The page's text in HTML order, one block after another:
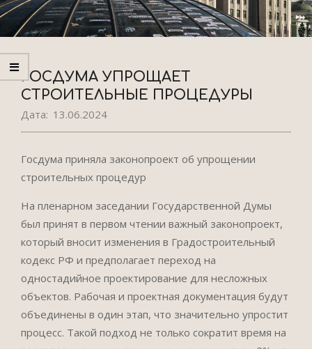
ГОСДУМА УПРОЩАЕТ
СТРОИТЕЛЬНЫЕ ПРОЦЕДУРЫ
Дата: 13.06.2024
Госдума приняла законопроект об упрощении
строительных процедур
На пленарном заседании Государственной Думы
был принят в первом чтении важный законопроект,
который вносит изменения в Градостроительный
кодекс РФ и предполагает переход на
одностадийное проектирование для несложных
объектов. Рабочая и проектная документация будут
объединены в один этап, что значительно упростит
процесс. Такой подход не только сократит время на